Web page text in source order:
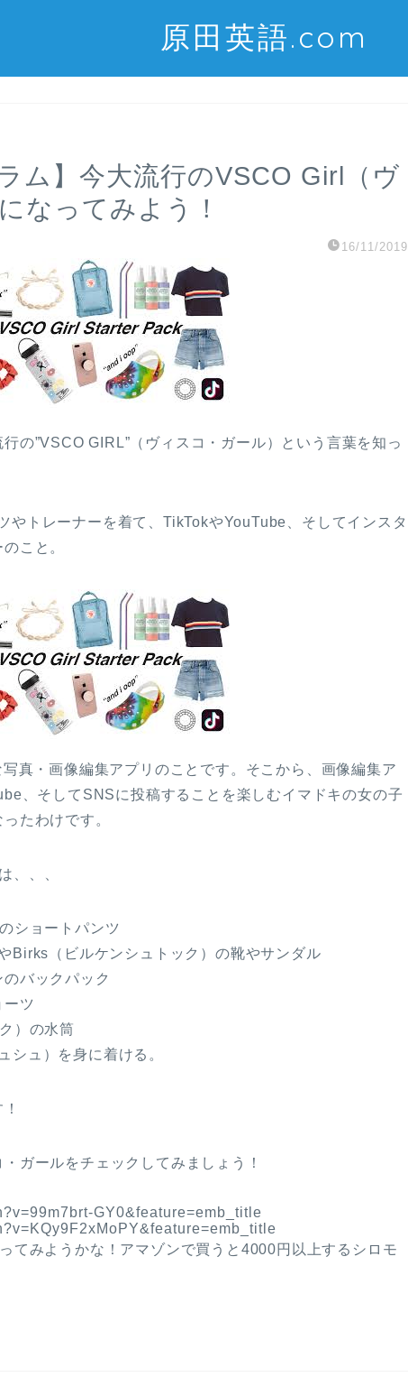
原田英語.com
ム】今大流行のVSCO Girl（ヴ
なってみよう！
16/11/2019
の”VSCO GIRL”（ヴィスコ・ガール）という言葉を知っ
トレーナーを着て、TikTokやYouTube、そしてインスタ
こと。
真・画像編集アプリのことです。そこから、画像編集ア
、そしてSNSに投稿することを楽しむイマドキの女の子
たわけです。
、、、
ショートパンツ
Birks（ビルケンシュトック）の靴やサンダル
バックパック
ーツ
）の水筒
シュ）を身に着ける。
ガールをチェックしてみましょう！
GY0&feature=emb_title
てみようかな！アマゾンで買うと4000円以上するシロモ